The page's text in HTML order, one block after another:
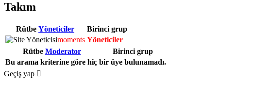
Takım
Rütbe Yöneticiler
Birinci grup
moments Yöneticiler
Rütbe Moderator
Birinci grup
Bu arama kriterine göre hiç bir üye bulunamadı.
Geçiş yap